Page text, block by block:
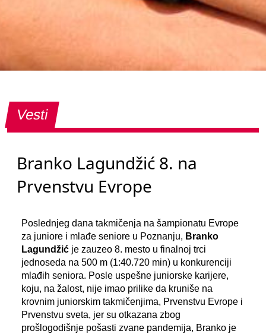
Vesti
Branko Lagundžić 8. na
Prvenstvu Evrope
Poslednjeg dana takmičenja na šampionatu Evrope
za juniore i mlađe seniore u Poznanju, Branko
Lagundžić je zauzeo 8. mesto u finalnoj trci
jednoseda na 500 m (1:40.720 min) u konkurenciji
mlađih seniora. Posle uspešne juniorske karijere,
koju, na žalost, nije imao prilike da kruniše na
krovnim juniorskim takmičenjima, Prvenstvu Evrope i
Prvenstvu sveta, jer su otkazana zbog
prošlogodišnje pošasti zvane pandemija, Branko je